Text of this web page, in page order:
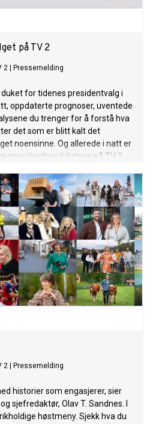
på TV 2
2 Pressemelding
for tidenes presidentvalg i
oppdaterte prognoser, uventede
du trenger for å forstå hva
det som er blitt kalt det
noensinne.​ Og allerede i natt er
presidentkandidatene på TV 2
2 Pressemelding
historier som engasjerer, sier
sjefredaktør, Olav T. Sandnes. I
høstmeny. Sjekk hva du